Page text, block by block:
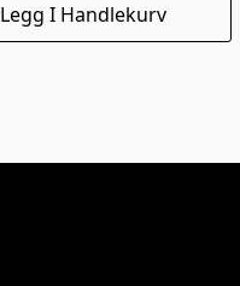
Legg I Handlekurv